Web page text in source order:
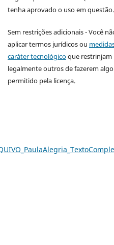
tenha aprovado o uso em questão.
Sem restrições adicionais - Você
aplicar termos jurídicos ou
caráter tecnológicoque restrinjam
legalmente outros de fazerem algo
permitido pela licença.